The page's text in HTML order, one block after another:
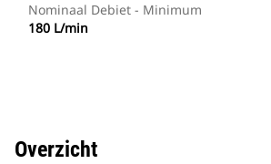
Nominaal Debiet - Minimum
180 L/min
Overzicht